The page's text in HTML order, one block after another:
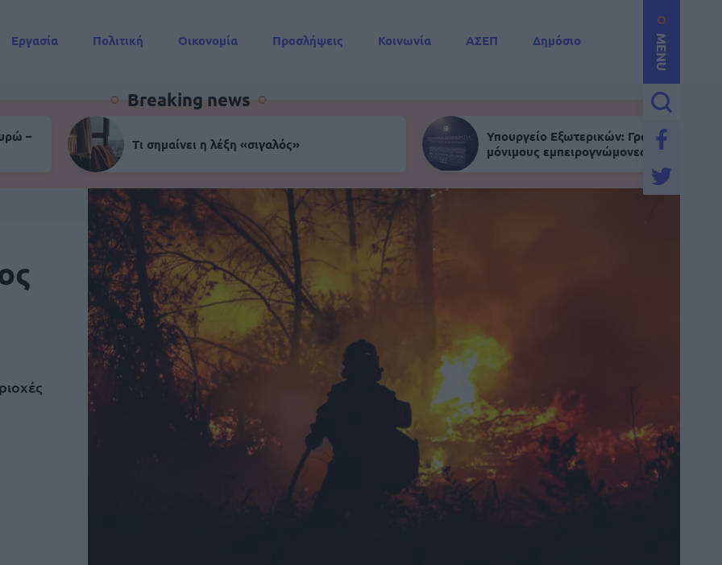
MENU
Εργασία Πολιτική Οικονομία Προσλήψεις Κοινωνία ΑΣΕΠ
Δημόσιο
Breaking news
–
Τι σημαίνει η λέξη «σιγαλός»
Υπουργείο Εξωτερικών: Γραπτός για
μόνιμους εμπειρογνώμονες